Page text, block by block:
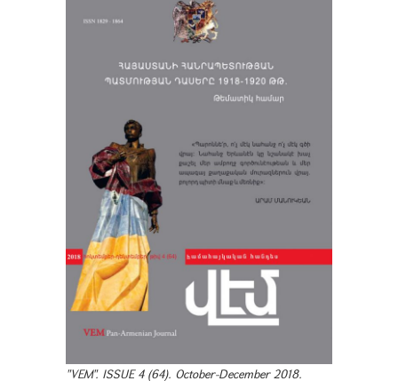
"VEM". ISSUE 4 (64). October-December 2018.